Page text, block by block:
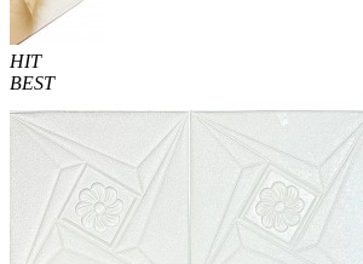
HIT
BEST